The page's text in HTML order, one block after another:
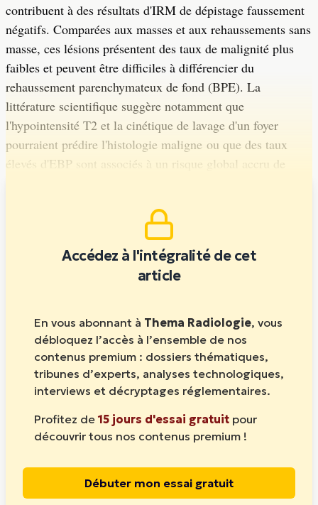
contribuent à des résultats d'IRM de dépistage faussement
négatifs. Comparées aux masses et aux rehaussements sans
masse, ces lésions présentent des taux de malignité plus
faibles et peuvent être difficiles à différencier du
rehaussement parenchymateux de fond (BPE). La
littérature scientifique suggère notamment que
l'hypointensité T2 et la cinétique de lavage d'un foyer
pourraient prédire l'histologie maligne ou que des taux
élevés d'EBP sont associés à un risque global accru de
Accédez à l'intégralité de cet
article
En vous abonnant à Thema Radiologie, vous
débloquez l’accès à l’ensemble de nos
contenus premium : dossiers thématiques,
tribunes d’experts, analyses technologiques,
interviews et décryptages réglementaires.
Profitez de 15 jours d'essai gratuit pour
découvrir tous nos contenus premium !
Débuter mon essai gratuit